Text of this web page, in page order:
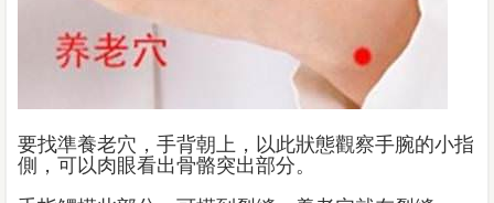
要找準養老穴，手背朝上，以此狀態觀察手腕的小指
側，可以肉眼看出骨骼突出部分。